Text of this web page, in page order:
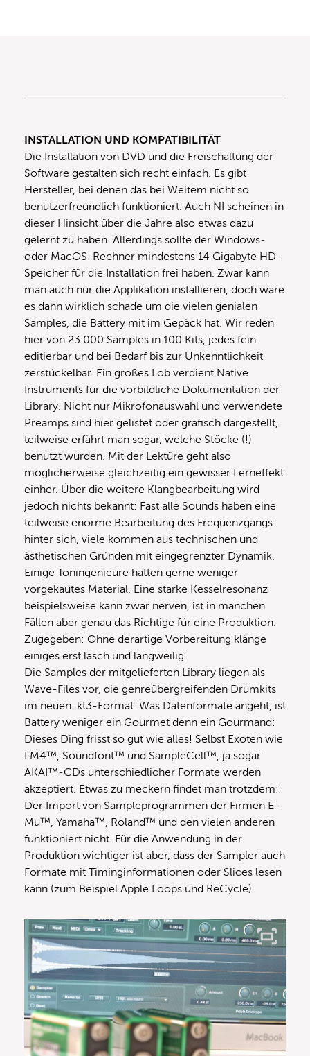
INSTALLATION UND KOMPATIBILITÄT
Die Installation von DVD und die Freischaltung der
Software gestalten sich recht einfach. Es gibt
Hersteller, bei denen das bei Weitem nicht so
benutzerfreundlich funktioniert. Auch NI scheinen in
dieser Hinsicht über die Jahre also etwas dazu
gelernt zu haben. Allerdings sollte der Windows-
oder MacOS-Rechner mindestens 14 Gigabyte HD-
Speicher für die Installation frei haben. Zwar kann
man auch nur die Applikation installieren, doch wäre
es dann wirklich schade um die vielen genialen
Samples, die Battery mit im Gepäck hat. Wir reden
hier von 23.000 Samples in 100 Kits, jedes fein
editierbar und bei Bedarf bis zur Unkenntlichkeit
zerstückelbar. Ein großes Lob verdient Native
Instruments für die vorbildliche Dokumentation der
Library. Nicht nur Mikrofonauswahl und verwendete
Preamps sind hier gelistet oder grafisch dargestellt,
teilweise erfährt man sogar, welche Stöcke (!)
benutzt wurden. Mit der Lektüre geht also
möglicherweise gleichzeitig ein gewisser Lerneffekt
einher. Über die weitere Klangbearbeitung wird
jedoch nichts bekannt: Fast alle Sounds haben eine
teilweise enorme Bearbeitung des Frequenzgangs
hinter sich, viele kommen aus technischen und
ästhetischen Gründen mit eingegrenzter Dynamik.
Einige Toningenieure hätten gerne weniger
vorgekautes Material. Eine starke Kesselresonanz
beispielsweise kann zwar nerven, ist in manchen
Fällen aber genau das Richtige für eine Produktion.
Zugegeben: Ohne derartige Vorbereitung klänge
einiges erst lasch und langweilig.
Die Samples der mitgelieferten Library liegen als
Wave-Files vor, die genreübergreifenden Drumkits
im neuen .kt3-Format. Was Datenformate angeht, ist
Battery weniger ein Gourmet denn ein Gourmand:
Dieses Ding frisst so gut wie alles! Selbst Exoten wie
LM4™, Soundfont™ und SampleCell™, ja sogar
AKAI™-CDs unterschiedlicher Formate werden
akzeptiert. Etwas zu meckern findet man trotzdem:
Der Import von Sampleprogrammen der Firmen E-
Mu™, Yamaha™, Roland™ und den vielen anderen
funktioniert nicht. Für die Anwendung in der
Produktion wichtiger ist aber, dass der Sampler auch
Formate mit Timinginformationen oder Slices lesen
kann (zum Beispiel Apple Loops und ReCycle).